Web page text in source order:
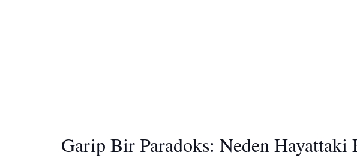
Garip Bir Paradoks: Neden